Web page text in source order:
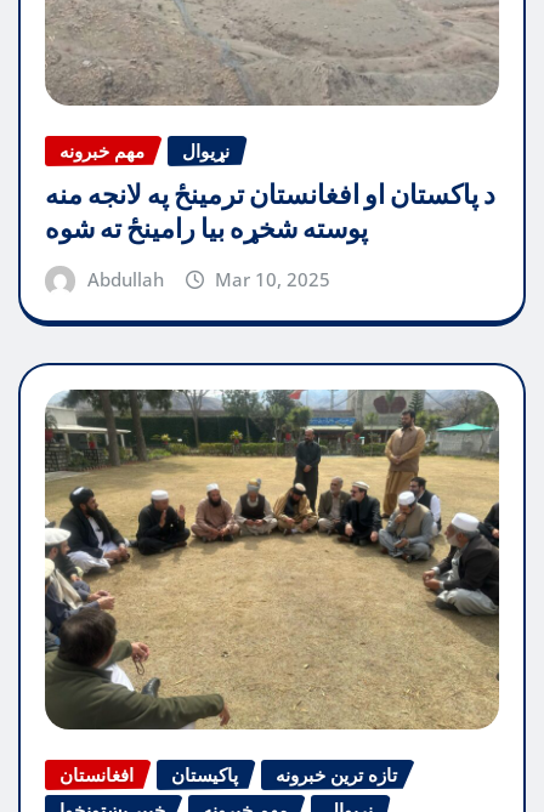
مهم خبرونه نړیوال
د پاکستان او افغانستان ترمینځ په لانجه منه
پوسته شخړه بیا رامینځ ته شوه
Abdullah Mar 10, 2025
افغانستان پاکیستان
تازه ترین خبرونه